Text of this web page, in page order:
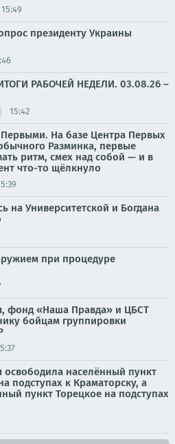
15:49
президенту Украины
РАБОЧЕЙ НЕДЕЛИ. 03.08.26 –
15:42
Первыми. На базе Центра Первых
Разминка, первые
ритм, смех над собой — и в
что-то щёлкнуло
на Университетской и Богдана
при процедуре
фонд «Наша Правда» и ЦБСТ
бойцам группировки
освободила населённый пункт
подступах к Краматорску, а
пункт Торецкое на подступах